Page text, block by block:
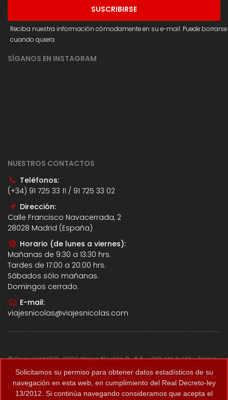
Reciba nuestra información cómodamente en su e-mail. Puede borrarse
cuando quiera.
SÍGANOS EN INSTAGRAM
NUESTROS CONTACTOS
Teléfonos:
(+34) 91 725 33 11 / 91 725 33 02
Dirección:
Calle Francisco Navacerrada, 2
28028 Madrid (España)
Horario (de lunes a viernes):
Mañanas de 9:30 a 13:30 hrs.
Tardes de 17:00 a 20:00 hrs.
Sábados sólo mañanas.
Domingos cerrado.
E-mail:
viajesnicolas@viajesnicolas.com
© Copyright 1979-2026Viajes Nicolás G., S.A.- CIC-MA N. 143 - Todos
los derechos reservados. Todos los precios correctos salvo error
tipográfico.Ayuda -Mapa del sitio-Aviso legal, cookies y política de
privacidad.
Solicitamos su permiso para obtener datos estadísticos de su
navegación en esta web, en cumplimiento del Real Decreto-ley
13/2012. Si continúa navegando consideramos que acepta el